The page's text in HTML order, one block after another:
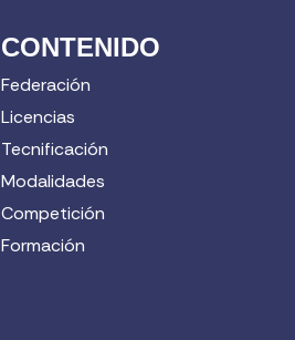
CONTENIDO
Federación
Licencias
Tecnificación
Modalidades
Competición
Formación